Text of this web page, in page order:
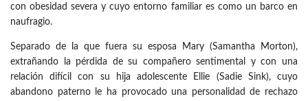
con obesidad severa y cuyo entorno familiar es como un barco en
naufragio.
Separado de la que fuera su esposa Mary (Samantha Morton),
extrañando la pérdida de su compañero sentimental y con una
relación difícil con su hija adolescente Ellie (Sadie Sink), cuyo
abandono paterno le ha provocado una personalidad de rechazo